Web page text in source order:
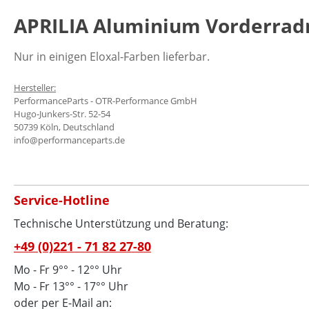
APRILIA Aluminium
Nur in einigen Eloxal-Farben lieferbar.
Hersteller:
PerformanceParts - OTR-Performance GmbH
Hugo-Junkers-Str. 52-54
50739 Köln, Deutschland
info@performanceparts.de
Service-Hotline
Technische Unterstützung und Beratung:
+49 (0)221 - 71 82 27-80
Mo - Fr 9°° - 12°° Uhr
Mo - Fr 13°° - 17°° Uhr
oder per E-Mail an: